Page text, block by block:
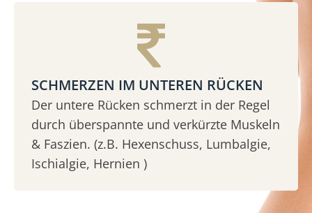
SCHMERZEN IM UNTEREN RÜCKEN
Der untere Rücken schmerzt in der Regel
durch überspannte und verkürzte Muskeln
& Faszien. (z.B. Hexenschuss, Lumbalgie,
Ischialgie, Hernien )